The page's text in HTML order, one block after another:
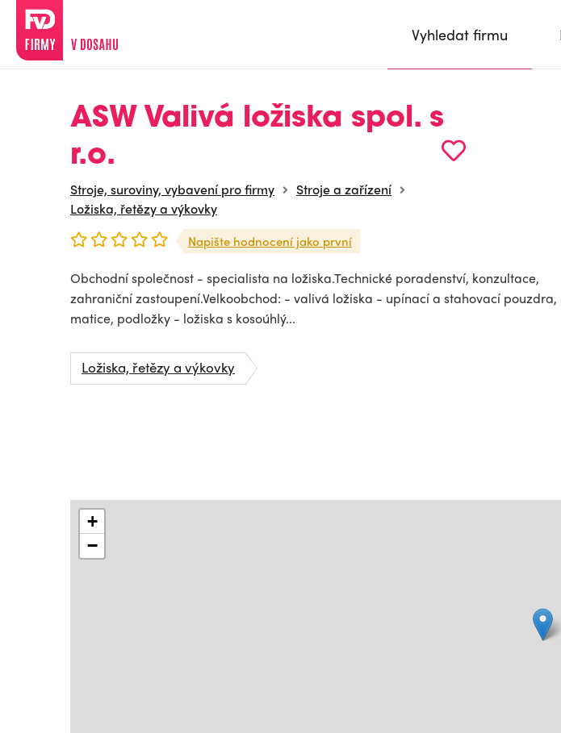
Vyhledat firmu
ASW Valivá ložiska spol. s
r.o.
Stroje, suroviny, vybavení pro firmy
Stroje a zařízení
Ložiska, řetězy a výkovky
Napište hodnocení jako první
Obchodní společnost - specialista na ložiska.Technické poradenství, konzultace,
zahraniční zastoupení.Velkoobchod: - valivá ložiska - upínací a stahovací pouzdra,
matice, podložky - ložiska s kosoúhlý...
Ložiska, řetězy a výkovky
+
−